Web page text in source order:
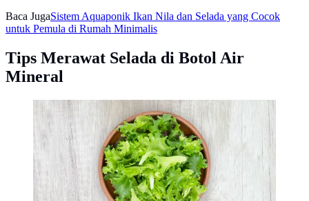
Baca JugaSistem Aquaponik Ikan Nila dan Selada yang Cocok
untuk Pemula di Rumah Minimalis
Tips Merawat Selada di Botol Air
Mineral